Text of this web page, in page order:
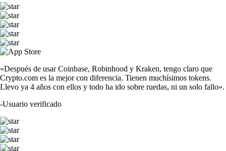
«Después de usar Coinbase, Robinhood y Kraken, tengo claro que
Crypto.com es la mejor con diferencia. Tienen muchísimos tokens.
Llevo ya 4 años con ellos y todo ha ido sobre ruedas, ni un solo fallo».
-Usuario verificado